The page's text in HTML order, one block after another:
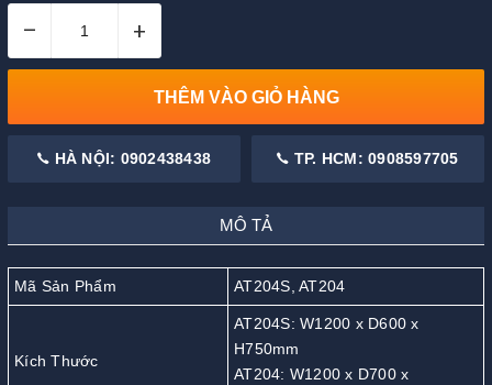
– +
THÊM VÀO GIỎ HÀNG
HÀ NỘI: 0902438438 TP. HCM: 0908597705
MÔ TẢ
Mã Sản Phẩm AT204S, AT204
Kích Thước
AT204S: W1200 x D600 x
H750mm
AT204: W1200 x D700 x